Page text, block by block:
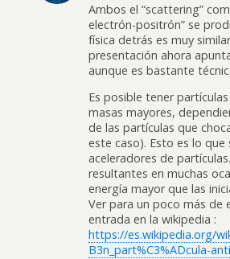
Ambos el “scattering”
electrón-positrón” se
física detrás es muy
presentación ahora
aunque es bastante
Es posible tener
masas mayores,
de las partículas que
este caso). Esto es lo que
aceleradores de
resultantes en muchas
energía mayor que las
Ver para un poco más de
entrada en la wikipedia :
https://es.wikipedia.org/
B3n_part%C3%ADcula-